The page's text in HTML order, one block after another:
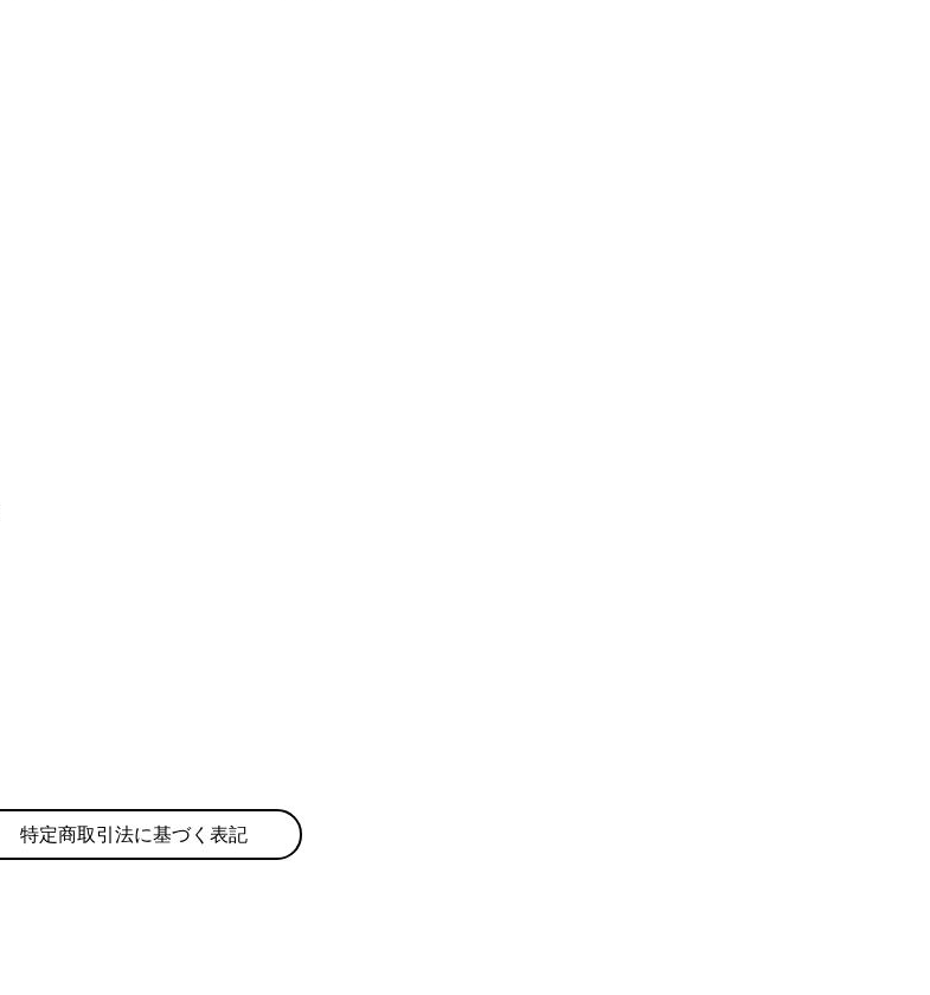
特定商取引法に基づく表記